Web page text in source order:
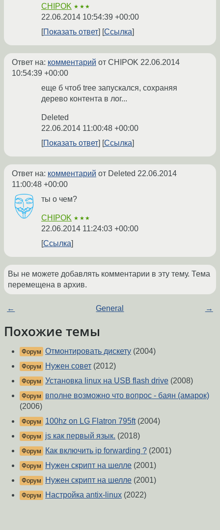
CHIPOK ★★★
22.06.2014 10:54:39 +00:00
Показать ответ
Ссылка
Ответ на: комментарий от CHIPOK 22.06.2014
10:54:39 +00:00
еще б чтоб tree запускался, сохраняя
дерево контента в лог...
Deleted
22.06.2014 11:00:48 +00:00
Показать ответ
Ссылка
Ответ на: комментарий от Deleted 22.06.2014
11:00:48 +00:00
ты о чем?
CHIPOK ★★★
22.06.2014 11:24:03 +00:00
Ссылка
Вы не можете добавлять комментарии в эту тему. Тема
перемещена в архив.
← General →
Похожие темы
Форум Отмонтировать дискету (2004)
Форум Нужен совет (2012)
Форум Установка linux на USB flash drive (2008)
Форум
вполне возможно что вопрос - баян (амарок)
(2006)
Форум 100hz on LG Flatron 795ft(2004)
Форум js как первый язык. (2018)
Форум Как включить ip forwarding ? (2001)
Форум Нужен скрипт на шелле (2001)
Форум Нужен скрипт на шелле (2001)
Форум Настройка antix-linux (2022)